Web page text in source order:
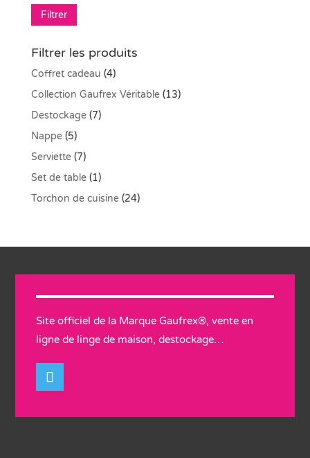
minFiltrer
Filtrer les produits
Coffret cadeau (4)
Collection Gaufrex Véritable (13)
Destockage (7)
Nappe (5)
Serviette (7)
Set de table (1)
Torchon de cuisine (24)
Site officiel de la Marque Gaufrex®, vente en
ligne de linge de maison, destockage…